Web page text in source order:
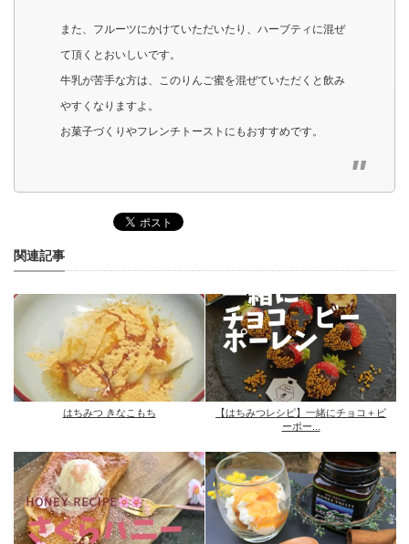
また、フルーツにかけていただいたり、ハーブティに混ぜ
て頂くとおいしいです。
牛乳が苦手な方は、このりんご蜜を混ぜていただくと飲み
やすくなりますよ。
お菓子づくりやフレンチトーストにもおすすめです。
関連記事
はちみつ きなこもち
【はちみつレシピ】一緒にチョコ＋ビ
ーポー...